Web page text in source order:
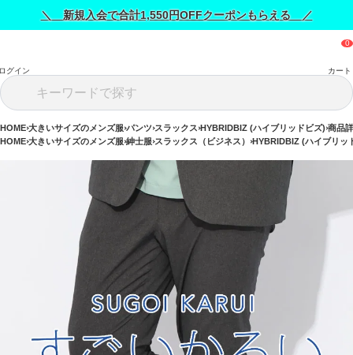
＼ 新規入会で合計1,550円OFFクーポンもらえる ／
グイン カート
HOME 大きいサイズのメンズ服 パンツ スラックス HYBRIDBIZ (ハイブリッドビズ) 商品
HOME 大きいサイズのメンズ服 紳士服 スラックス（ビジネス） HYBRIDBIZ (ハイブリッ